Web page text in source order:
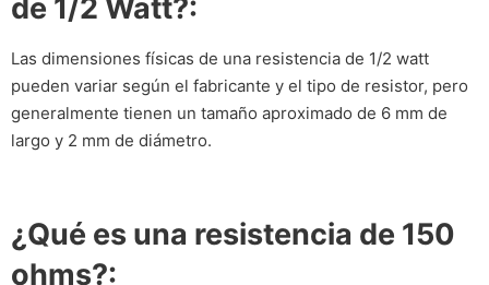
de 1/2 Watt?:
Las dimensiones físicas de una resistencia de 1/2 watt
pueden variar según el fabricante y el tipo de resistor, pero
generalmente tienen un tamaño aproximado de 6 mm de
largo y 2 mm de diámetro.
¿Qué es una resistencia de 150
ohms?: